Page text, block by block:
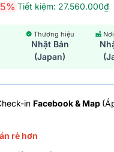
Tiết kiệm: 27.560.000₫
Thương hiệu
Nhật Bản
(Japan)
in Facebook & Map
rẻ hơn